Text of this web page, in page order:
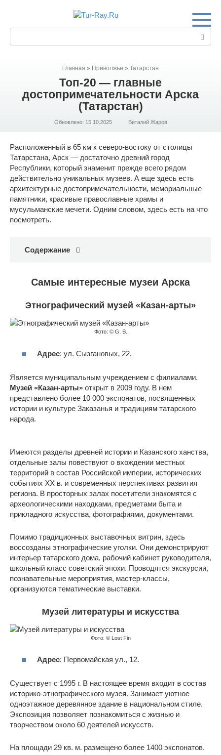
контенту
Главная » Приволжье » Татарстан
Топ-20 — главные
достопримечательности Арска
(Татарстан)
Обновлено: 15.10.2025 Виталий Жаров
Расположенный в 65 км к северо-востоку от столицы
Татарстана, Арск — достаточно древний город
Республики, который знаменит прежде всего рядом
действительно уникальных музеев. А еще здесь есть
архитектурные достопримечательности, мемориальные
памятники, красивые православные храмы и
мусульманские мечети. Одним словом, здесь есть на что
посмотреть.
Содержание
Самые интересные музеи Арска
Этнографический музей «Казан-арты»
Фото: © G. B.
Адрес: ул. Сызгановых, 22.
Является муниципальным учреждением с филиалами.
Музей «Казан-арты» открыт в 2009 году. В нем
представлено более 10 000 экспонатов, посвященных
истории и культуре Заказанья и традициям татарского
народа.
Имеются разделы древней истории и Казанского ханства,
отдельные залы повествуют о вхождении местных
территорий в состав Российской империи, исторических
событиях XX в. и современных перспективах развития
региона. В просторных залах посетители знакомятся с
археологическими находками, предметами быта и
прикладного искусства, фотографиями, документами.
Помимо традиционных выставочных витрин, здесь
воссозданы этнографические уголки. Они демонстрируют
интерьер татарского дома, рабочий кабинет руководителя,
школьный класс советский эпохи. Проводятся экскурсии,
познавательные мероприятия, мастер-классы,
организуются тематические выставки.
Музей литературы и искусства
Фото: © Lost Fin
Адрес: Первомайская ул., 12.
Существует с 1995 г. В настоящее время входит в состав
историко-этнографического музея. Занимает уютное
одноэтажное деревянное здание в национальном стиле.
Экспозиция позволяет познакомиться с жизнью и
творчеством около 60 деятелей искусств.
На площади 29 кв. м. размещено более 1400 экспонатов.